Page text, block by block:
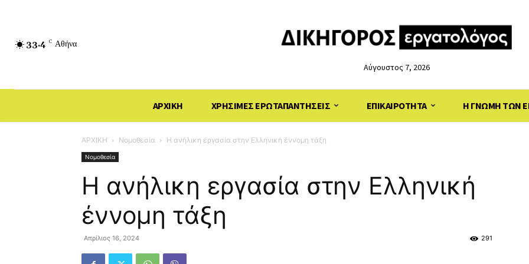
33.4 C Αθήνα
Αύγουστος 7, 2026
ΑΡΧΙΚΗ ΧΡΗΣΙΜΕΣ ΕΡΩΤΑΠΑΝΤΗΣΕΙΣ ΕΠΙΚΑΙΡΟΤΗΤΑ Η ΓΝΩΜΗ ΤΩΝ
ΑΡΧΙΚΗ Νομοθεσία Η ανήλικη εργασία στην Ελληνική έννομη τάξη
Νομοθεσία
Η ανήλικη εργασία στην Ελληνική
έννομη τάξη
Απρίλιος 16, 2024 291